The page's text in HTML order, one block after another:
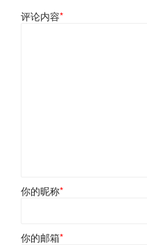
评论内容*
你的昵称*
你的邮箱*